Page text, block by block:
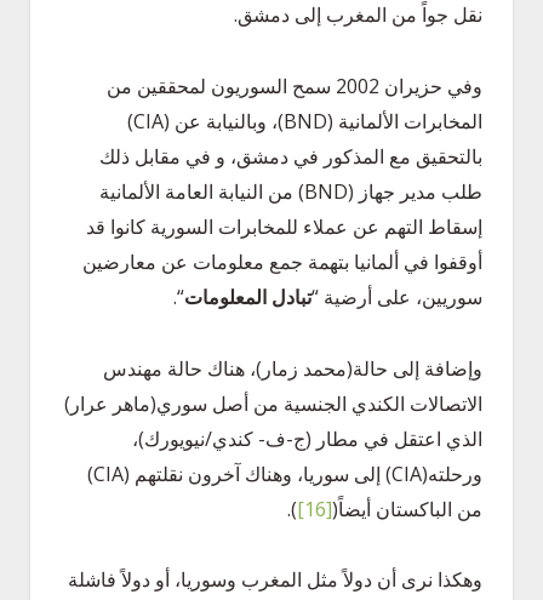
نقل جواً من المغرب إلى دمشق.
وفي حزيران 2002 سمح السوريون لمحققين من
المخابرات الألمانية (BND)، وبالنيابة عن (CIA)
بالتحقيق مع المذكور في دمشق، و في مقابل ذلك
طلب مدير جهاز (BND) من النيابة العامة الألمانية
إسقاط التهم عن عملاء للمخابرات السورية كانوا قد
أوقفوا في ألمانيا بتهمة جمع معلومات عن معارضين
سوريين، على أرضية “تبادل المعلومات“.
وإضافة إلى حالة(محمد زمار)، هناك حالة مهندس
الاتصالات الكندي الجنسية من أصل سوري(ماهر عرار)
الذي اعتقل في مطار (ج-ف- كندي/نيويورك)،
ورحلته(CIA) إلى سوريا، وهناك آخرون نقلتهم (CIA)
من الباكستان أيضاً(
[16]
)
.
وهكذا نرى أن دولاً مثل المغرب وسوريا، أو دولاً فاشلة